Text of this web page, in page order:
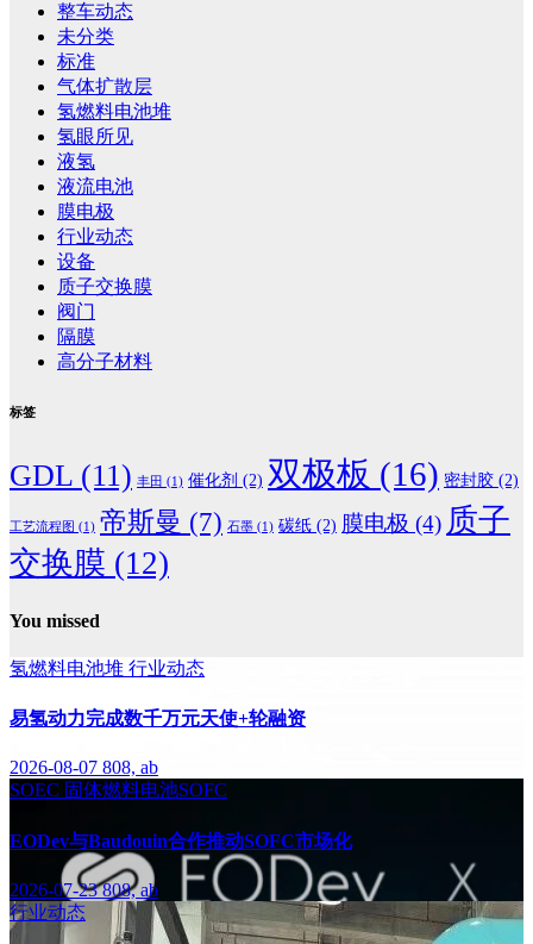
整车动态
未分类
标准
气体扩散层
氢燃料电池堆
氢眼所见
液氢
液流电池
膜电极
行业动态
设备
质子交换膜
阀门
隔膜
高分子材料
标签
GDL (11) 丰田 (1) 催化剂 (2) 双极板 (16) 密封胶 (2)
工艺流程图 (1) 帝斯曼 (7) 石墨 (1) 碳纸 (2) 膜电极 (4) 质子
交换膜 (12)
You missed
氢燃料电池堆 行业动态
易氢动力完成数千万元天使+轮融资
2026-08-07 808, ab
SOEC 固体燃料电池SOFC
EODev与Baudouin合作推动SOFC市场化
2026-07-23808, ab
行业动态